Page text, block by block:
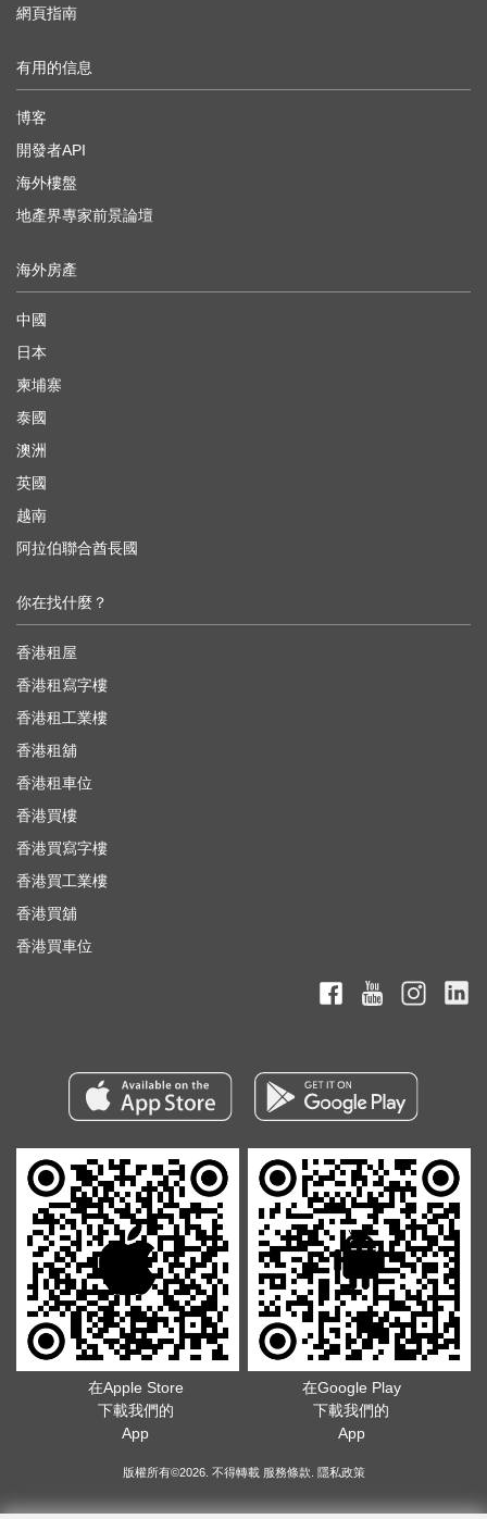
網頁指南
有用的信息
博客
開發者API
海外樓盤
地產界專家前景論壇
海外房產
中國
日本
柬埔寨
泰國
澳洲
英國
越南
阿拉伯聯合酋長國
你在找什麼？
香港租屋
香港租寫字樓
香港租工業樓
香港租舖
香港租車位
香港買樓
香港買寫字樓
香港買工業樓
香港買舖
香港買車位
在Apple Store
下載我們的
App
在Google Play
下載我們的
App
版權所有©2026. 不得轉載 服務條款 隱私政策